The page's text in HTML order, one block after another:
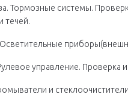
Тормозные системы.
течей.
управление. Проверка
и